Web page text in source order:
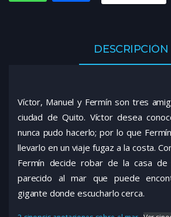
DESCRIPCIÓN
Víctor, Manuel y Fermín son tres
ciudad de Quito. Víctor desea
nunca pudo hacerlo; por lo que
llevarlo en un viaje fugaz a la costa.
Fermín decide robar de la casa
parecido al mar que puede
gigante donde escucharlo cerca.